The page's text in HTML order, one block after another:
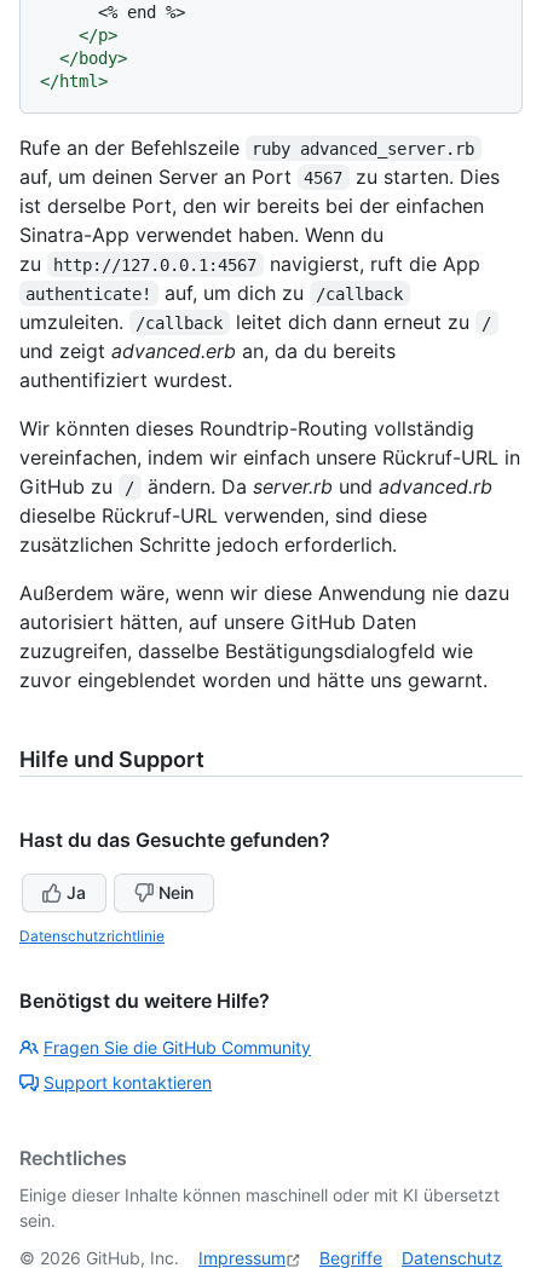
</p>
</body>
</html>
Rufe an der Befehlszeile ruby advanced_server.rb
auf, um deinen Server an Port 4567
zu starten. Dies
ist derselbe Port, den wir bereits bei der einfachen
Sinatra-App verwendet haben. Wenn du
zu
http://127.0.0.1:4567 navigierst, ruft die App
authenticate! auf, um dich zu /callback
umzuleiten. /callback leitet dich dann erneut zu /
und zeigt advanced.erb an, da du bereits
authentifiziert wurdest.
Wir könnten dieses Roundtrip-Routing vollständig
vereinfachen, indem wir einfach unsere Rückruf-URL in
GitHub zu
/ ändern. Da server.rbund advanced.rb
dieselbe Rückruf-URL verwenden, sind diese
zusätzlichen Schritte jedoch erforderlich.
Außerdem wäre, wenn wir diese Anwendung nie dazu
autorisiert hätten, auf unsere GitHub Daten
zuzugreifen, dasselbe Bestätigungsdialogfeld wie
zuvor eingeblendet worden und hätte uns gewarnt.
Hilfe und Support
Hast du das Gesuchte gefunden?
Ja Nein
Datenschutzrichtlinie
Benötigst du weitere Hilfe?
Fragen Sie die GitHub Community
Support kontaktieren
Rechtliches
Einige dieser Inhalte können maschinell oder mit KI übersetzt
sein.
© 2026 GitHub, Inc. Impressum Begriffe Datenschutz